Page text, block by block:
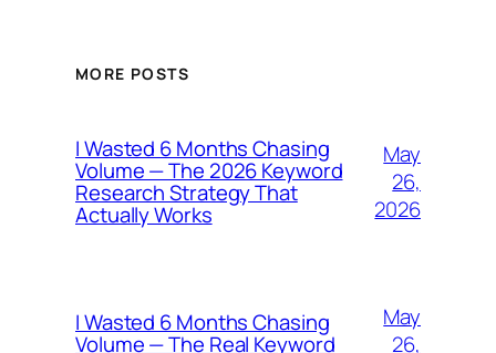
MORE POSTS
I Wasted 6 Months Chasing
Volume — The 2026 Keyword
Research Strategy That
Actually Works
May
26,
2026
I Wasted 6 Months Chasing
Volume — The Real Keyword
May
26,